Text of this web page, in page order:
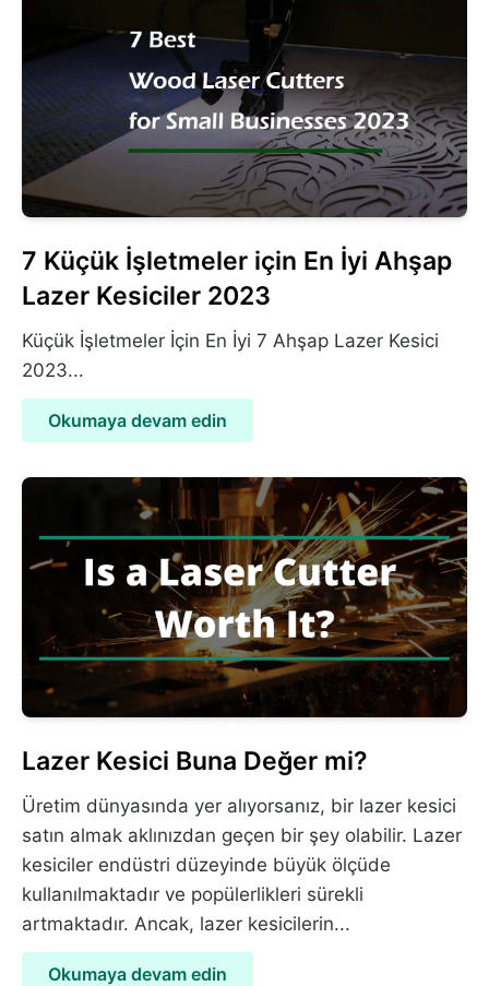
7 Küçük İşletmeler için En İyi Ahşap
Lazer Kesiciler 2023
Küçük İşletmeler İçin En İyi 7 Ahşap Lazer Kesici
2023...
Okumaya devam edin
Lazer Kesici Buna Değer mi?
Üretim dünyasında yer alıyorsanız, bir lazer kesici
satın almak aklınızdan geçen bir şey olabilir. Lazer
kesiciler endüstri düzeyinde büyük ölçüde
kullanılmaktadır ve popülerlikleri sürekli
artmaktadır. Ancak, lazer kesicilerin...
Okumaya devam edin